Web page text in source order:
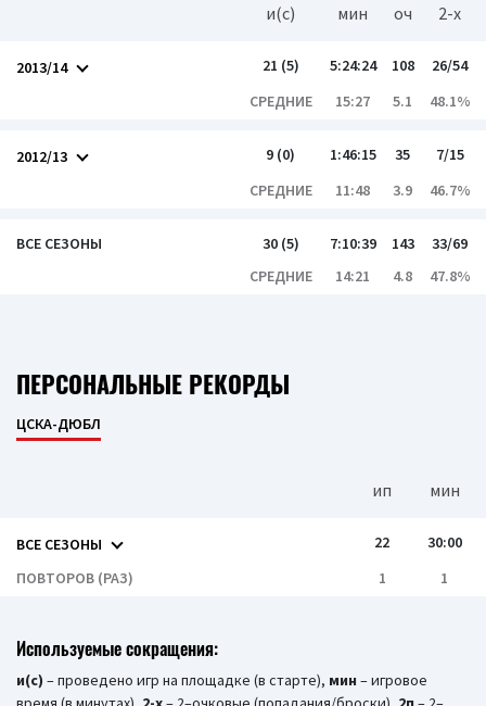
и(c) мин оч 2-x
2013/14 21 (5) 5:24:24 108
26/54
СРЕДНИЕ
15:27 5.1 48.1%
2012/13 9 (0) 1:46:15 35
7/15
СРЕДНИЕ
11:48 3.9 46.7%
ВСЕ СЕЗОНЫ 30 (5) 7:10:39 143
33/69
СРЕДНИЕ
14:21 4.8 47.8%
ПЕРСОНАЛЬНЫЕ РЕКОРДЫ
ЦСКА-ДЮБЛ
ип мин
ВСЕ СЕЗОНЫ 22
30:00
ПОВТОРОВ (РАЗ)
1 1
Используемые сокращения:
и(c) – проведено игр на площадке (в старте), мин – игровое